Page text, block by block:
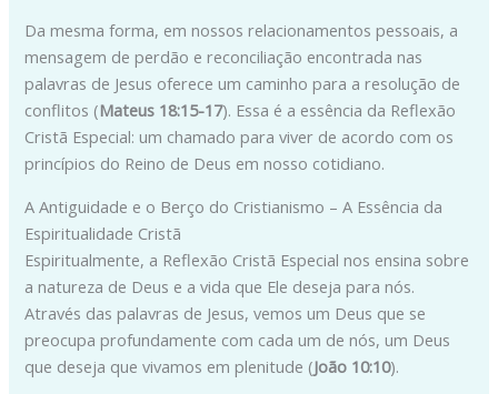
Da mesma forma, em nossos relacionamentos pessoais, a
mensagem de perdão e reconciliação encontrada nas
palavras de Jesus oferece um caminho para a resolução de
conflitos (Mateus 18:15-17). Essa é a essência da Reflexão
Cristã Especial: um chamado para viver de acordo com os
princípios do Reino de Deus em nosso cotidiano.
A Antiguidade e o Berço do Cristianismo – A Essência da
Espiritualidade Cristã
Espiritualmente, a Reflexão Cristã Especial nos ensina sobre
a natureza de Deus e a vida que Ele deseja para nós.
Através das palavras de Jesus, vemos um Deus que se
preocupa profundamente com cada um de nós, um Deus
que deseja que vivamos em plenitude (João 10:10).